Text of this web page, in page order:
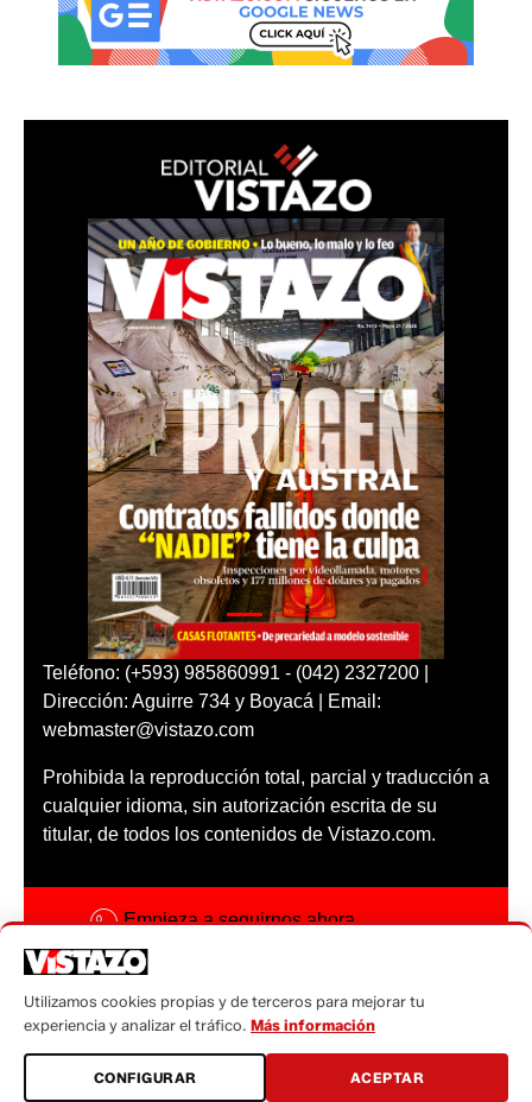
Teléfono: (+593) 985860991 - (042) 2327200 |
Dirección: Aguirre 734 y Boyacá | Email:
webmaster@vistazo.com
Prohibida la reproducción total, parcial y traducción a
cualquier idioma, sin autorización escrita de su
titular, de todos los contenidos de Vistazo.com.
Empieza a seguirnos ahora
Código ética
Sugerencias a:
sugerencias@vistazo.com
Utilizamos cookies propias y de terceros para mejorar tu
experiencia y analizar el tráfico. Más información
CONFIGURAR ACEPTAR